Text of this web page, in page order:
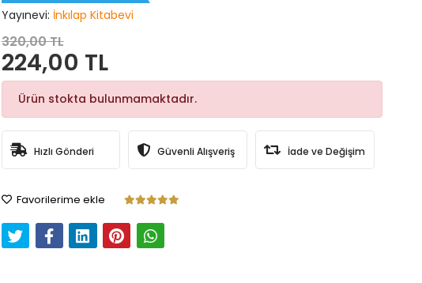
Yayınevi: İnkılap Kitabevi
320,00 TL
224,00 TL
Ürün stokta bulunmamaktadır.
Hızlı Gönderi Güvenli Alışveriş İade ve Değişim
Favorilerime ekle